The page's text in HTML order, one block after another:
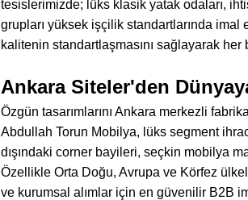
tesislerimizde; lüks klasik yatak odaları,
grupları yüksek işçilik standartlarında
kalitenin standartlaşmasını sağlayarak
Ankara Siteler'den
Özgün tasarımlarını Ankara merkezli
Abdullah Torun Mobilya, lüks segment
dışındaki corner bayileri, seçkin mobilya
Özellikle Orta Doğu, Avrupa ve Körfez
ve kurumsal alımlar için en güvenilir B2B